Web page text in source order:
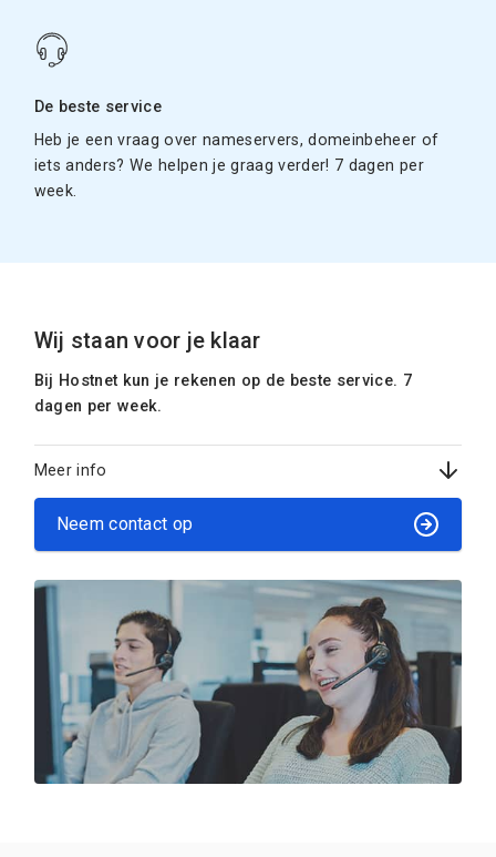
De beste service
Heb je een vraag over nameservers, domeinbeheer of
iets anders? We helpen je graag verder! 7 dagen per
week.
Wij staan voor je klaar
Bij Hostnet kun je rekenen op de beste service. 7
dagen per week.
Meer info
Neem contact op